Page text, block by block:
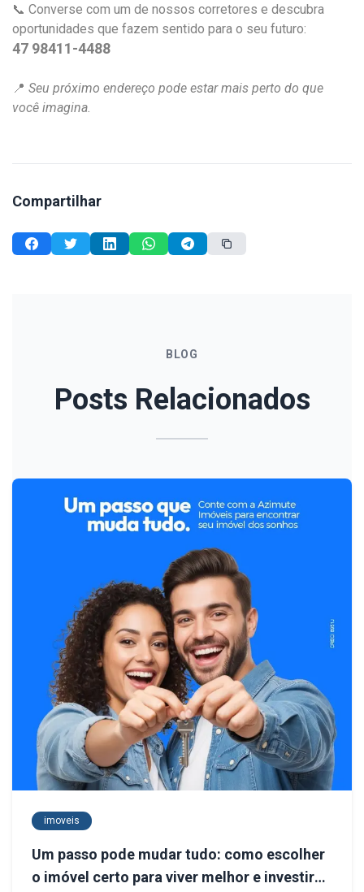
📞 Converse com um de nossos corretores e descubra
oportunidades que fazem sentido para o seu futuro:
47 98411-4488
📍 Seu próximo endereço pode estar mais perto do que
você imagina.
Compartilhar
BLOG
Posts Relacionados
imoveis
Um passo pode mudar tudo: como escolher
o imóvel certo para viver melhor e investir